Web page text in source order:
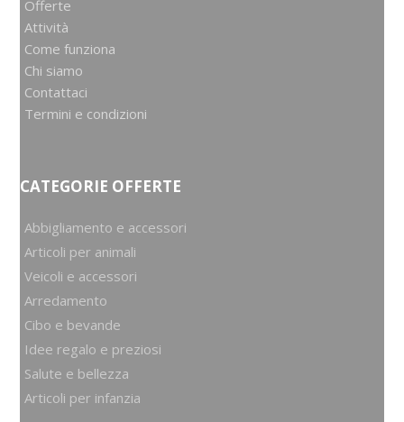
Offerte
Attività
Come funziona
Chi siamo
Contattaci
Termini e condizioni
CATEGORIE OFFERTE
Abbigliamento e accessori
Articoli per animali
Veicoli e accessori
Arredamento
Cibo e bevande
Idee regalo e preziosi
Salute e bellezza
Articoli per infanzia